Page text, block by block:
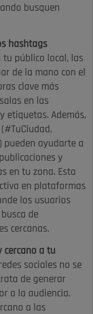
busquen
hashtags
tu público local, las
de la mano con el
clave más
en las
etiquetas. Además,
pueden ayudarte a
y
en tu zona. Esta
en plataformas
los usuarios
de
cercanas.
cercano a tu
sociales no se
de generar
a la audiencia.
a las